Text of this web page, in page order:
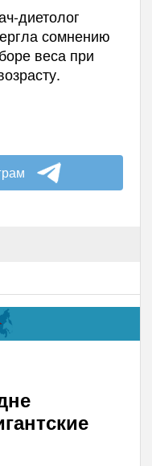
диетолог
сомнению
веса при